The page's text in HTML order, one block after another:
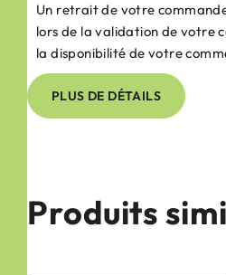
Un retrait de votre
lors de la validation de votre
la disponibilité de votre
PLUS DE DÉTAILS
Produits